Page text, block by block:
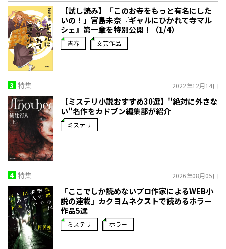
【試し読み】「このお寺をもっと有名にした
いの！」宮島未奈『ギャルにひかれて寺マル
シェ』第一章を特別公開！（1/4）
青春 文芸作品
3 特集 2022年12月14日
【ミステリ小説おすすめ30選】"絶対に外さな
い"名作をカドブン編集部が紹介
ミステリ
4 特集 2026年08月05日
「ここでしか読めないプロ作家によるWEB小
説の連載」――カクヨムネクストで読めるホラー
作品5選
ミステリ ホラー